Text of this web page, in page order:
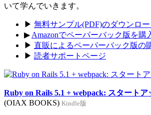
いて学んでいきます。
▶ 無料サンプル(PDF)のダウンロー
▶ Amazonでペーパーバック版を購
▶ 直販によるペーパーバック版の
▶ 読者サポートページ
Ruby on Rails 5.1 + webpack: スタートア
(OIAX BOOKS) Kindle版